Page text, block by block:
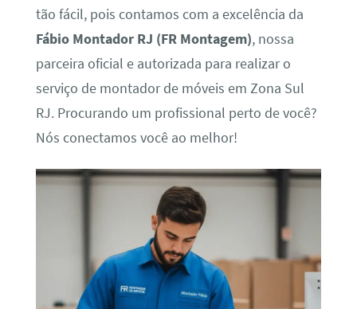
tão fácil, pois contamos com a excelência da
Fábio Montador RJ (FR Montagem), nossa
parceira oficial e autorizada para realizar o
serviço de montador de móveis em Zona Sul
RJ. Procurando um profissional perto de você?
Nós conectamos você ao melhor!